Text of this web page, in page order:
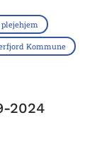
Kommune
2024